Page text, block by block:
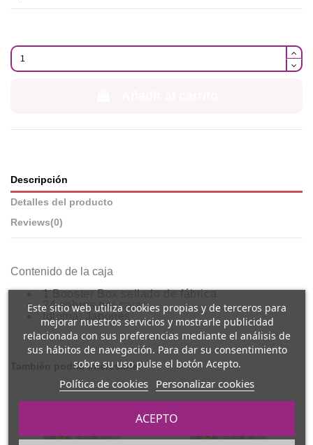
Descripción
Detalles del producto
Reviews(0)
Contenido de la caja
1 Booster Box sellado de fábrica
24 sobres por caja
Idioma: Japonés
También podría interesarle
Este sitio web utiliza cookies propias y de terceros para
mejorar nuestros servicios y mostrarle publicidad
relacionada con sus preferencias mediante el análisis de
sus hábitos de navegación. Para dar su consentimiento
sobre su uso pulse el botón Acepto.
Política de cookies Personalizar cookies
ACEPTO